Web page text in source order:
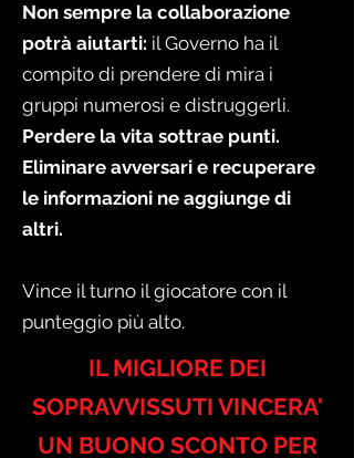
Non sempre la collaborazione
potrà aiutarti: il Governo ha il
compito di prendere di mira i
gruppi numerosi e distruggerli.
Perdere la vita sottrae punti.
Eliminare avversari e recuperare
le informazioni ne aggiunge di
altri.
Vince il turno il giocatore con il
punteggio più alto.
IL MIGLIORE DEI
SOPRAVVISSUTI VINCERA'
UN BUONO SCONTO PER